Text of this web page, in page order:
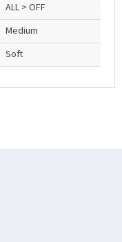
ALL > OFF
Medium
Soft